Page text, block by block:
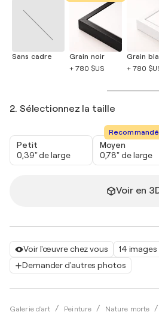
Voir l'œuvre chez vous
14 images
Demander d'autres photos
Galerie d'art Peinture Nature morte
Sans cadre
Grain noir
+ 780 $US
Grain
+ 780
2. Sélectionnez la taille
Petit
0,39" de large
Recommandé
Moyen
0,78" de large
Voir en